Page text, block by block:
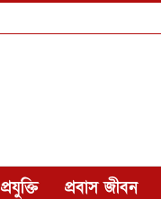
প্রবাস জীবন